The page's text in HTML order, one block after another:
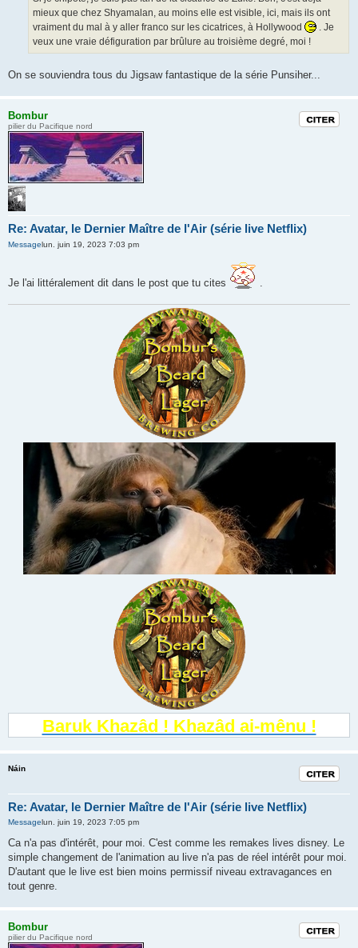
mieux que chez Shyamalan, au moins elle est visible, ici, mais ils ont
vraiment du mal à y aller franco sur les cicatrices, à Hollywood
. Je
veux une vraie défiguration par brûlure au troisième degré, moi !
On se souviendra tous du Jigsaw fantastique de la série Punsiher...
Bombur
pilier du Pacifique nord
Re: Avatar, le Dernier Maître de l'Air (série live Netflix)
Citation
Messagelun. juin 19, 2023 7:03 pm
Je l'ai littéralement dit dans le post que tu cites
Baruk Khazâd ! Khazâd ai-mênu !
Náin
Re: Avatar, le Dernier Maître de l'Air (série live Netflix)
Citation
Messagelun. juin 19, 2023 7:05 pm
Ca n'a pas d'intérêt, pour moi. C'est comme les remakes lives disney. Le
simple changement de l'animation au live n'a pas de réel intérêt pour moi.
D'autant que le live est bien moins permissif niveau extravagances en
tout genre.
Bombur
pilier du Pacifique nord
Citation